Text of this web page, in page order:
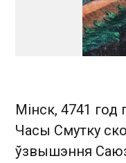
Мінск, 4741 год
Часы Смутку
ўзвышэння